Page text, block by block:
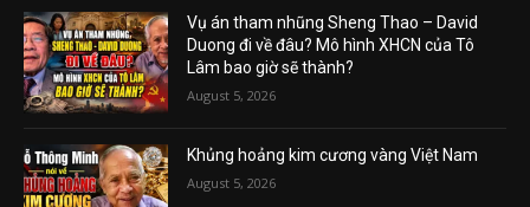
Vụ án tham nhũng Sheng Thao – David
Duong đi về đâu? Mô hình XHCN của Tô
Lâm bao giờ sẽ thành?
August 5, 2026
Khủng hoảng kim cương vàng Việt Nam
August 5, 2026